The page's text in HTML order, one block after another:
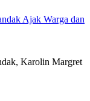
Ajak Warga dan
Karolin Margret